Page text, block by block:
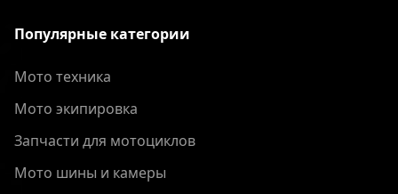
Популярные категории
Мото техника
Мото экипировка
Запчасти для мотоциклов
Мото шины и камеры